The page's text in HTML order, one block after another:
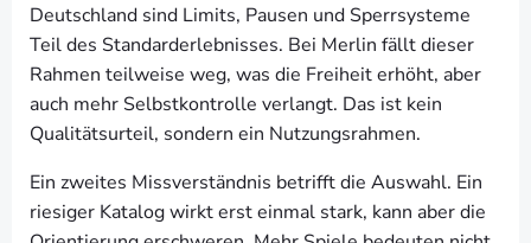
Deutschland sind Limits, Pausen und Sperrsysteme
Teil des Standarderlebnisses. Bei Merlin fällt dieser
Rahmen teilweise weg, was die Freiheit erhöht, aber
auch mehr Selbstkontrolle verlangt. Das ist kein
Qualitätsurteil, sondern ein Nutzungsrahmen.
Ein zweites Missverständnis betrifft die Auswahl. Ein
riesiger Katalog wirkt erst einmal stark, kann aber die